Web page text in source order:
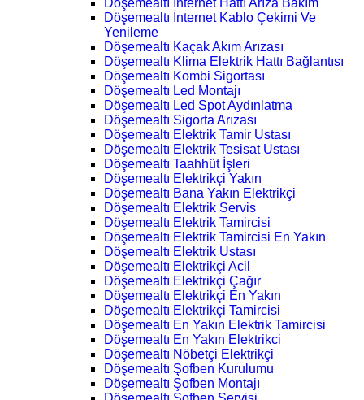
Döşemealtı İnternet Hattı Arıza Bakım
Döşemealtı İnternet Kablo Çekimi Ve
Yenileme
Döşemealtı Kaçak Akım Arızası
Döşemealtı Klima Elektrik Hattı Bağlantısı
Döşemealtı Kombi Sigortası
Döşemealtı Led Montajı
Döşemealtı Led Spot Aydınlatma
Döşemealtı Sigorta Arızası
Döşemealtı Elektrik Tamir Ustası
Döşemealtı Elektrik Tesisat Ustası
Döşemealtı Taahhüt İşleri
Döşemealtı Elektrikçi Yakın
Döşemealtı Bana Yakın Elektrikçi
Döşemealtı Elektrik Servis
Döşemealtı Elektrik Tamircisi
Döşemealtı Elektrik Tamircisi En Yakın
Döşemealtı Elektrik Ustası
Döşemealtı Elektrikçi Acil
Döşemealtı Elektrikçi Çağır
Döşemealtı Elektrikçi En Yakın
Döşemealtı Elektrikçi Tamircisi
Döşemealtı En Yakın Elektrik Tamircisi
Döşemealtı En Yakın Elektrikci
Döşemealtı Nöbetçi Elektrikçi
Döşemealtı Şofben Kurulumu
Döşemealtı Şofben Montajı